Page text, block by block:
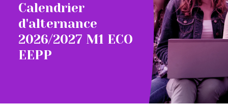
Calendrier
d'alternance
2026/2027 M1 ECO
EEPP